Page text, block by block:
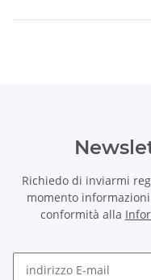
Richiedo di inviarmi
momento
conformità alla